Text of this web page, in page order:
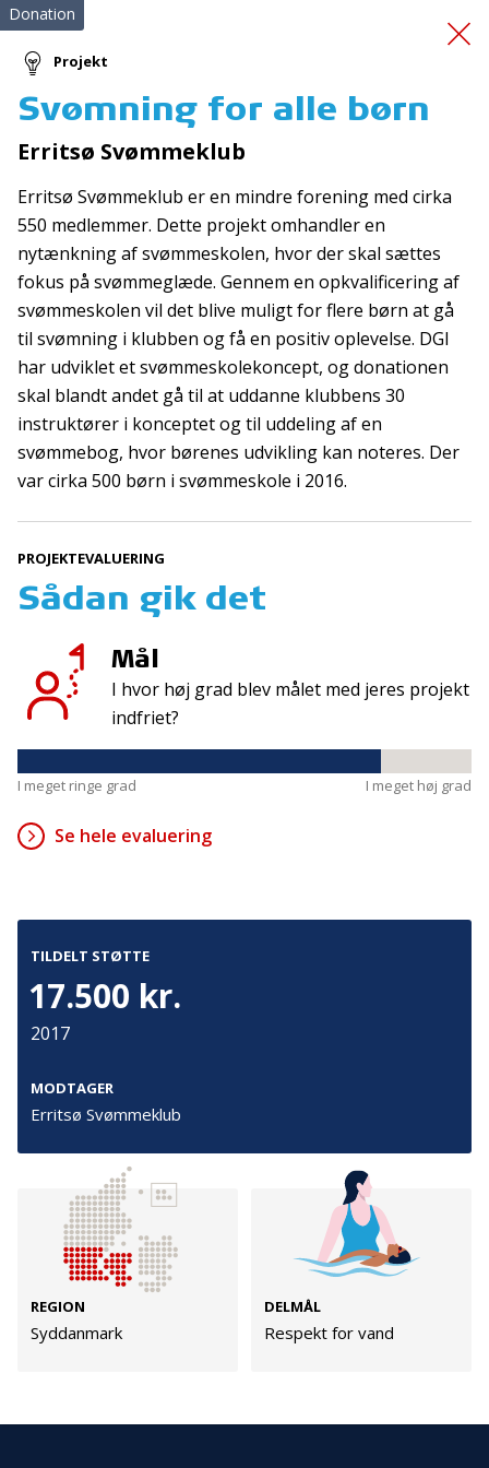
Gadekøkken med vision
for byen
Donation
Projekt
Svømning for alle børn
Erritsø Svømmeklub
Erritsø Svømmeklub er en mindre forening med cirka
550 medlemmer. Dette projekt omhandler en
nytænkning af svømmeskolen, hvor der skal sættes
fokus på svømmeglæde. Gennem en opkvalificering af
svømmeskolen vil det blive muligt for flere børn at gå
til svømning i klubben og få en positiv oplevelse. DGI
har udviklet et svømmeskolekoncept, og donationen
skal blandt andet gå til at uddanne klubbens 30
instruktører i konceptet og til uddeling af en
svømmebog, hvor børenes udvikling kan noteres. Der
var cirka 500 børn i svømmeskole i 2016.
PROJEKTEVALUERING
Sådan gik det
Mål
I hvor høj grad blev målet med jeres projekt
indfriet?
I meget ringe grad I meget høj grad
Se hele evaluering
TILDELT STØTTE
17.500 kr.
2017
MODTAGER
Erritsø Svømmeklub
REGION
Syddanmark
DELMÅL
Respekt for vand
Tilmeld nyhedsbrev
De seneste nyheder om TrygFondens og TryghedsGruppens
aktiviteter direkte i din indbakke.
Tilmeld
Kontakt
45 26 08 00
info@trygfonden.dk
TryghedsGruppen
T:45 26 08 26
info@tryghedsgruppen.dk
Denmark
Kontakt os
Presse
Cookies
Persondata
Følg os
TryghedsGruppen
Facebook LinkedIn
TrygFonden